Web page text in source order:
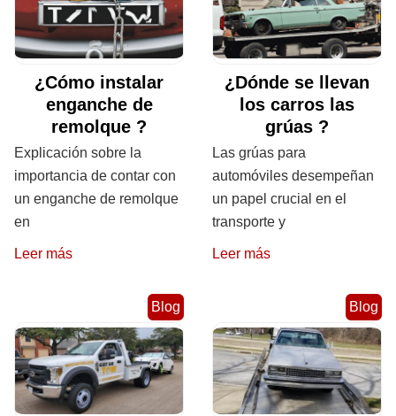
¿Cómo instalar
enganche de
remolque ?
Explicación sobre la
importancia de contar con
un enganche de remolque
en
Leer más
¿Dónde se llevan
los carros las
grúas ?
Las grúas para
automóviles desempeñan
un papel crucial en el
transporte y
Leer más
Blog Blog